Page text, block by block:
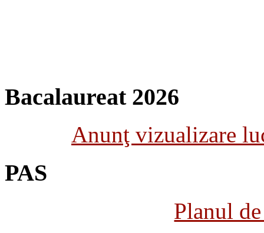
Bacalaureat 2026
Anunţ vizualizare
PAS
Planul